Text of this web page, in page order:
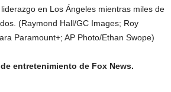
en Los Ángeles mientras miles de
(Raymond Hall/GC Images; Roy
Paramount+; AP Photo/Ethan Swope)
entretenimiento de Fox News.